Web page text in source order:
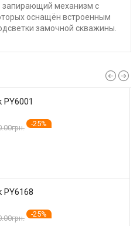
запирающий механизм с
оснащён встроенным
замочной скважины.
-25%
-25%